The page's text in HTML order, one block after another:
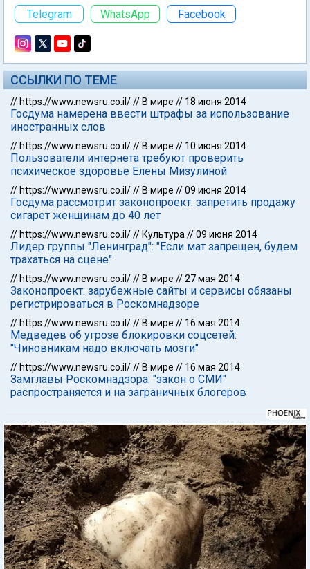
Telegram WhatsApp Facebook
ССЫЛКИ ПО ТЕМЕ
// https://www.newsru.co.il/// В мире // 18 июня 2014
Госдума намерена ввести штрафы за использование
иностранных слов
// https://www.newsru.co.il/// В мире // 10 июня 2014
Пользователи интернета требуют проверить
психическое здоровье Елены Мизулиной
// https://www.newsru.co.il/// В мире //09 июня 2014
Госдума рассмотрит законопроект: запретить продажу
сигарет женщинам до 40 лет
// https://www.newsru.co.il/// Культура //09 июня 2014
Лидер группы "Ленинград": "Если мат запрещен, будем
трахаться на сцене"
// https://www.newsru.co.il/// В мире //27 мая 2014
Законопроект: зарубежные сайты и сервисы обязаны
регистрироваться в Роскомнадзоре
// https://www.newsru.co.il/// В мире // 16 мая 2014
Медведев об угрозе блокировки соцсетей:
"Чиновникам надо включать мозги"
// https://www.newsru.co.il/// В мире // 16 мая 2014
Замглавы Роскомнадзора: "закон о СМИ"
распространяется и на заграничных блогеров